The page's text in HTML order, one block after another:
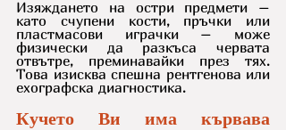
Изяждането на остри предмети –
като счупени кости, пръчки или
пластмасови играчки – може
физически да разкъса червата
отвътре, преминавайки през тях.
Това изисква спешна рентгенова или
ехографска диагностика.
Кучето Ви има кървава